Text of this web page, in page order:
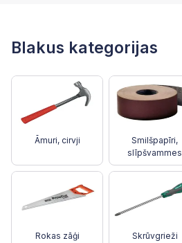
Blakus kategorijas
Āmuri, cirvji
Smilšpapīri,
slīpšvammes
Rokas zāģi Skrūvgrieži